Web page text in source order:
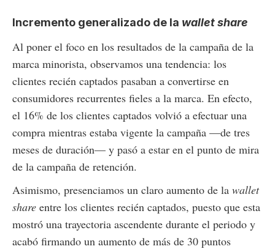
Incremento generalizado de la wallet share
Al poner el foco en los resultados de la campaña de la
marca minorista, observamos una tendencia: los
clientes recién captados pasaban a convertirse en
consumidores recurrentes fieles a la marca. En efecto,
el 16% de los clientes captados volvió a efectuar una
compra mientras estaba vigente la campaña —de tres
meses de duración— y pasó a estar en el punto de mira
de la campaña de retención.
Asimismo, presenciamos un claro aumento de la wallet
share entre los clientes recién captados, puesto que esta
mostró una trayectoria ascendente durante el periodo y
acabó firmando un aumento de más de 30 puntos